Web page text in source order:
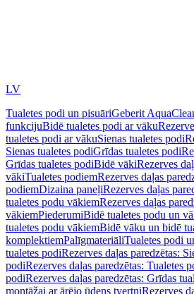
LV
Tualetes podi un pisuāriGeberit
funkcijuBidē tualetes podi ar vāku
tualetes podi ar vākuSienas tualetes podi
Sienas tualetes podiGrīdas tualetes podi
Grīdas tualetes podiBidē vākiRezerves
vākiTualetes podiemRezerves daļas
podiemDizaina paneļiRezerves daļas
tualetes podu vākiemRezerves daļas
vākiemPiederumiBidē tualetes podu un
tualetes podu vākiemBidē vāku un bidē
komplektiemPalīgmateriāliTualetes podi
tualetes podiRezerves daļas paredzētas:
podiRezerves daļas paredzētas: Tualetes
podiRezerves daļas paredzētas: Grīdas
montāžai ar ārējo ūdens tvertniRezerves